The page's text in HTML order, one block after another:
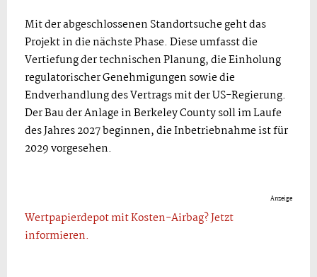
Mit der abgeschlossenen Standortsuche geht das
Projekt in die nächste Phase. Diese umfasst die
Vertiefung der technischen Planung, die Einholung
regulatorischer Genehmigungen sowie die
Endverhandlung des Vertrags mit der US-Regierung.
Der Bau der Anlage in Berkeley County soll im Laufe
des Jahres 2027 beginnen, die Inbetriebnahme ist für
2029 vorgesehen.
Anzeige
Wertpapierdepot mit Kosten-Airbag? Jetzt
informieren.